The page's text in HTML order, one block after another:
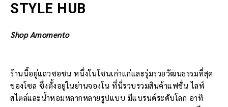
STYLE HUB
Shop Amomento
ร้านนี้อยู่แถวซอชน หนึ่งในโซนเก่าแก่และรุ่มรวยวัฒนธรรมที่สุด
ของโซล ซึ่งตั้งอยู่ในย่านจองโน ที่นี่รวบรวมสินค้าแฟชั่น ไลฟ์
สไตล์และน้ำหอมหลากหลายรูปแบบ มีแบรนด์ระดับโลก อาทิ